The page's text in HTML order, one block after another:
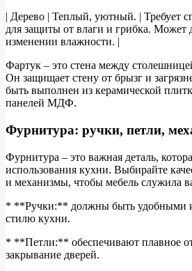
| Дерево | Теплый, уютный. | Требует
для защиты от влаги и грибка. Может
изменении влажности. |
Фартук – это стена между
Он защищает стену от брызг и
быть выполнен из керамической
панелей МДФ.
Фурнитура: ручки, петли,
Фурнитура – это важная деталь,
использования кухни. Выбирайте
и механизмы, чтобы мебель служила
* **Ручки:** должны быть удобными и
стилю кухни.
* **Петли:** обеспечивают плавное
закрывание дверей.